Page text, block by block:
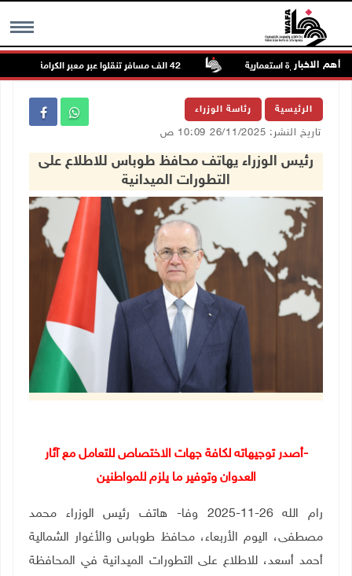
MENU أهم الاخبار
لصالح بؤرة استعمارية
الرئيسية رئاسة الوزراء
تاريخ النشر: 26/11/2025 10:09 ص
رئيس الوزراء يهاتف محافظ طوباس للاطلاع على
التطورات الميدانية
-أصدر توجيهاته لكافة جهات الاختصاص للتعامل مع آثار
العدوان وتوفير ما يلزم للمواطنين
رام الله 26-11-2025 وفا- هاتف رئيس الوزراء محمد
مصطفى، اليوم الأربعاء، محافظ طوباس والأغوار الشمالية
أحمد أسعد، للاطلاع على التطورات الميدانية في المحافظة